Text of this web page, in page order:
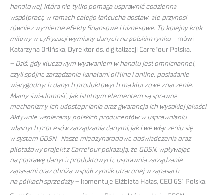
handlowej, która nie tylko pomaga usprawnić codzienną
współpracę w ramach całego łańcucha dostaw, ale przynosi
również wymierne efekty finansowe i biznesowe. To kolejny krok
milowy w cyfryzacji wymiany danych na polskim rynku– mówi
Katarzyna Orlińska, Dyrektor ds. digitalizacji Carrefour Polska.
– Dziś, gdy kluczowym wyzwaniem w handlu jest omnichannel,
czyli spójne zarządzanie kanałami offline i online, posiadanie
wiarygodnych danych produktowych ma kluczowe znaczenie.
Mamy świadomość, jak istotnym elementem są sprawne
mechanizmy ich udostępniania oraz gwarancja ich wysokiej jakości.
Aktywnie wspieramy polskich producentów w usprawnianiu
własnych procesów zarządzania danymi, jak i we włączeniu się
w system GDSN. Nasze międzynarodowe doświadczenia oraz
pilotażowy projekt z Carrefour pokazują, że GDSN, wpływając
na poprawę danych produktowych, usprawnia zarządzanie
zapasami oraz obniża współczynnik utraconej w zapasach
na półkach sprzedaży– komentuje Elżbieta Hałas, CEO GS1 Polska.